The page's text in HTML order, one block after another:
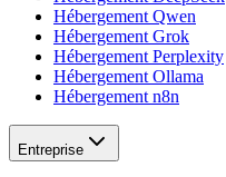
Hébergement Qwen
Hébergement Grok
Hébergement Perplexity
Hébergement Ollama
Hébergement n8n
Entreprise